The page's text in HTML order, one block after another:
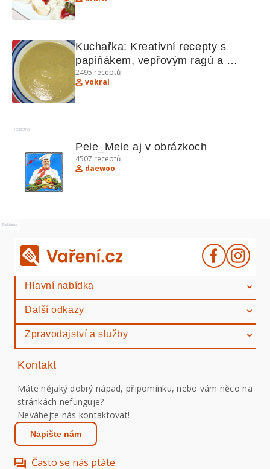
Kuchařka: Kreativní recepty s
papiňákem, vepřovým ragú a
sněhovým těstíčkem
2495 receptů
vokral
Reklama
Pele_Mele aj v obrázkoch
4507 receptů
daewoo
Reklama
Hlavní nabídka
Další odkazy
Zpravodajství a služby
Kontakt
Máte nějaký dobrý nápad, připomínku, nebo vám něco na
stránkách nefunguje?
Neváhejte nás kontaktovat!
Napište nám
Často se nás ptáte